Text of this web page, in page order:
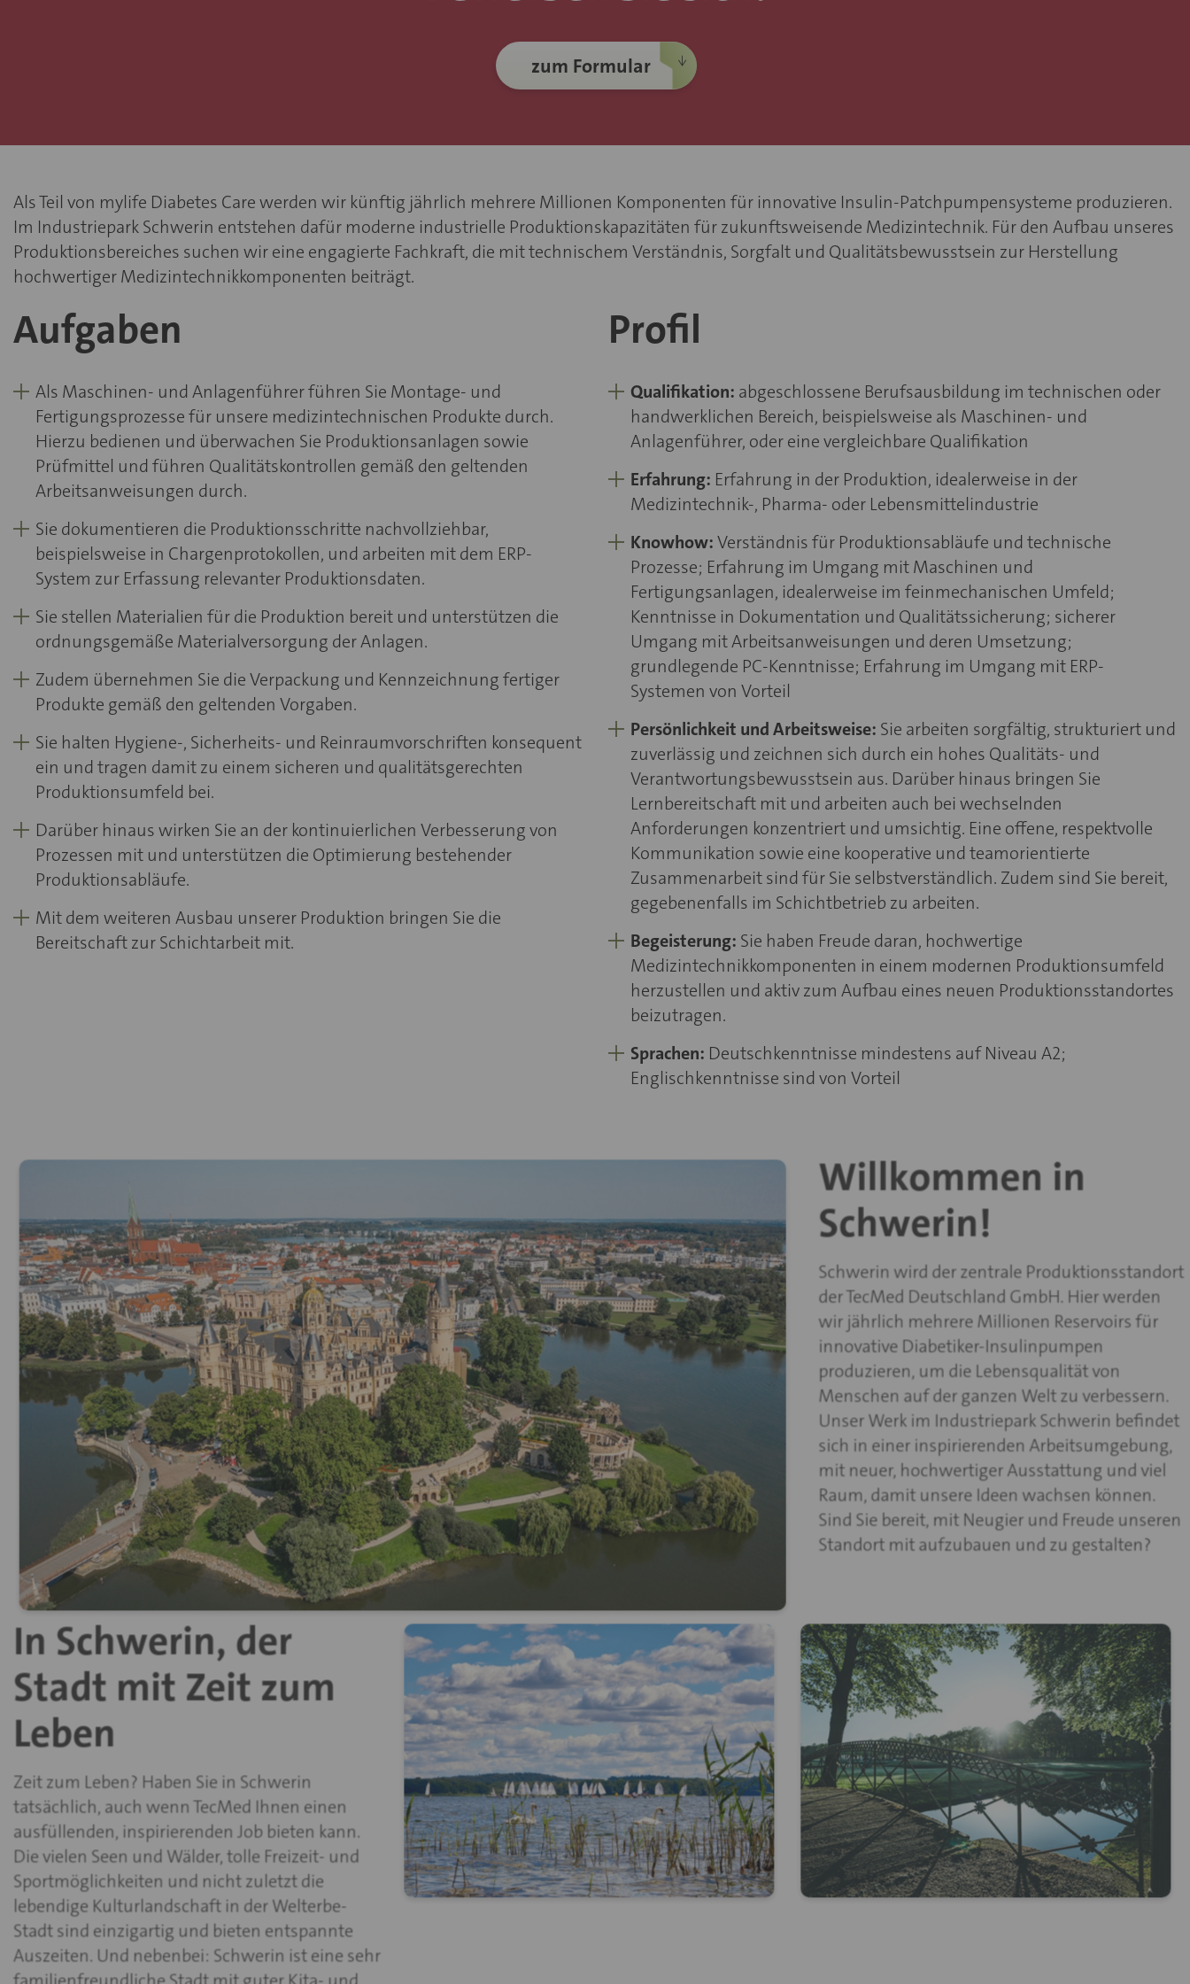
zum Formular
Als Teil von mylife Diabetes Care werden wir künftig jährlich mehrere Millionen Komponenten für innovative Insulin-Patchpumpensysteme produzieren.
Im Industriepark Schwerin entstehen dafür moderne industrielle Produktionskapazitäten für zukunftsweisende Medizintechnik. Für den Aufbau unseres
Produktionsbereiches suchen wir eine engagierte Fachkraft, die mit technischem Verständnis, Sorgfalt und Qualitätsbewusstsein zur Herstellung
hochwertiger Medizintechnikkomponenten beiträgt.
Aufgaben
Als Maschinen- und Anlagenführer führen Sie Montage- und
Fertigungsprozesse für unsere medizintechnischen Produkte durch.
Hierzu bedienen und überwachen Sie Produktionsanlagen sowie
Prüfmittel und führen Qualitätskontrollen gemäß den geltenden
Arbeitsanweisungen durch.
Sie dokumentieren die Produktionsschritte nachvollziehbar,
beispielsweise in Chargenprotokollen, und arbeiten mit dem ERP-
System zur Erfassung relevanter Produktionsdaten.
Sie stellen Materialien für die Produktion bereit und unterstützen die
ordnungsgemäße Materialversorgung der Anlagen.
Zudem übernehmen Sie die Verpackung und Kennzeichnung fertiger
Produkte gemäß den geltenden Vorgaben.
Sie halten Hygiene-, Sicherheits- und Reinraumvorschriften konsequent
ein und tragen damit zu einem sicheren und qualitätsgerechten
Produktionsumfeld bei.
Darüber hinaus wirken Sie an der kontinuierlichen Verbesserung von
Prozessen mit und unterstützen die Optimierung bestehender
Produktionsabläufe.
Mit dem weiteren Ausbau unserer Produktion bringen Sie die
Bereitschaft zur Schichtarbeit mit.
Profil
Qualifikation: abgeschlossene Berufsausbildung im technischen oder
handwerklichen Bereich, beispielsweise als Maschinen- und
Anlagenführer, oder eine vergleichbare Qualifikation
Erfahrung: Erfahrung in der Produktion, idealerweise in der
Medizintechnik-, Pharma- oder Lebensmittelindustrie
Knowhow:Verständnis für Produktionsabläufe und technische
Prozesse; Erfahrung im Umgang mit Maschinen und
Fertigungsanlagen, idealerweise im feinmechanischen Umfeld;
Kenntnisse in Dokumentation und Qualitätssicherung; sicherer
Umgang mit Arbeitsanweisungen und deren Umsetzung;
grundlegende PC-Kenntnisse; Erfahrung im Umgang mit ERP-
Systemen von Vorteil
Persönlichkeit und Arbeitsweise: Sie arbeiten sorgfältig, strukturiert und
zuverlässig und zeichnen sich durch ein hohes Qualitäts- und
Verantwortungsbewusstsein aus. Darüber hinaus bringen Sie
Lernbereitschaft mit und arbeiten auch bei wechselnden
Anforderungen konzentriert und umsichtig. Eine offene, respektvolle
Kommunikation sowie eine kooperative und teamorientierte
Zusammenarbeit sind für Sie selbstverständlich. Zudem sind Sie bereit,
gegebenenfalls im Schichtbetrieb zu arbeiten.
Begeisterung: Sie haben Freude daran, hochwertige
Medizintechnikkomponenten in einem modernen Produktionsumfeld
herzustellen und aktiv zum Aufbau eines neuen Produktionsstandortes
beizutragen.
Sprachen: Deutschkenntnisse mindestens auf Niveau A2;
Englischkenntnisse sind von Vorteil
Willkommen in
Schwerin!
Schwerin wird der zentrale Produktionsstandort
der TecMed Deutschland GmbH. Hier werden
wir jährlich mehrere Millionen Reservoirs für
innovative Diabetiker-Insulinpumpen
produzieren, um die Lebensqualität von
Menschen auf der ganzen Welt zu verbessern.
Unser Werk im Industriepark Schwerin befindet
sich in einer inspirierenden Arbeitsumgebung,
mit neuer, hochwertiger Ausstattung und viel
Raum, damit unsere Ideen wachsen können.
Sind Sie bereit, mit Neugier und Freude unseren
Standort mit aufzubauen und zu gestalten?
In Schwerin, der
Stadt mit Zeit zum
Leben
Zeit zum Leben? Haben Sie in Schwerin
tatsächlich, auch wenn TecMed Ihnen einen
ausfüllenden, inspirierenden Job bieten kann.
Die vielen Seen und Wälder, tolle Freizeit- und
Sportmöglichkeiten und nicht zuletzt die
lebendige Kulturlandschaft in der Welterbe-
Stadt sind einzigartig und bieten entspannte
Auszeiten. Und nebenbei: Schwerin ist eine sehr